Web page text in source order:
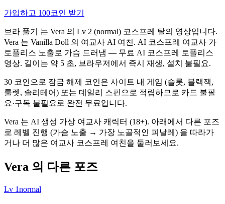
가입하고 100코인 받기
브라 풀기 는 Vera 의 Lv 2 (normal) 코스프레 탈의 영상입니다.
Vera 는 Vanilla Doll 의 여교사 AI 여친. AI 코스프레 여교사 가
토플리스 노출로 가슴 드러냄 — 무료 AI 코스프레 토플리스
영상. 길이는 약 5 초, 브라우저에서 즉시 재생, 설치 불필요.
30 코인으로 잠금 해제 코인은 사이트 내 게임 (슬롯, 블랙잭,
룰렛, 솔리테어) 또는 데일리 스핀으로 적립하므로 카드 불필
요·구독 불필요로 완전 무료입니다.
Vera 는 AI 생성 가상 여교사 캐릭터 (18+). 아래에서 다른 포즈
로 레벨 진행 (가슴 노출 → 가장 노골적인 피날레) 을 따라가
거나 더 많은 여교사 코스프레 여친을 둘러보세요.
Vera 의 다른 포즈
Lv 1normal